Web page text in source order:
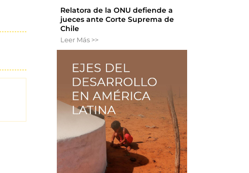
Relatora de la ONU defiende a
jueces ante Corte Suprema de
Chile
Leer Más >>